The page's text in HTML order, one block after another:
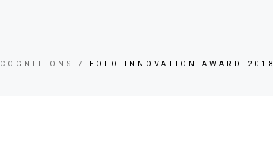
EOLO INNOVATION AWARD 2018